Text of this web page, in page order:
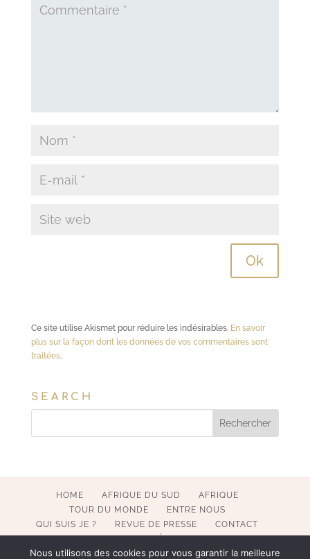
Ce site utilise Akismet pour réduire les indésirables. En savoir
plus sur la façon dont les données de vos commentaires sont
traitées.
SEARCH
HOME AFRIQUE DU SUD
AFRIQUE
TOUR DU MONDE
ENTRE NOUS
QUI SUIS JE ?
REVUE DE PRESSE
CONTACT
Nous utilisons des cookies pour vous garantir la meilleure